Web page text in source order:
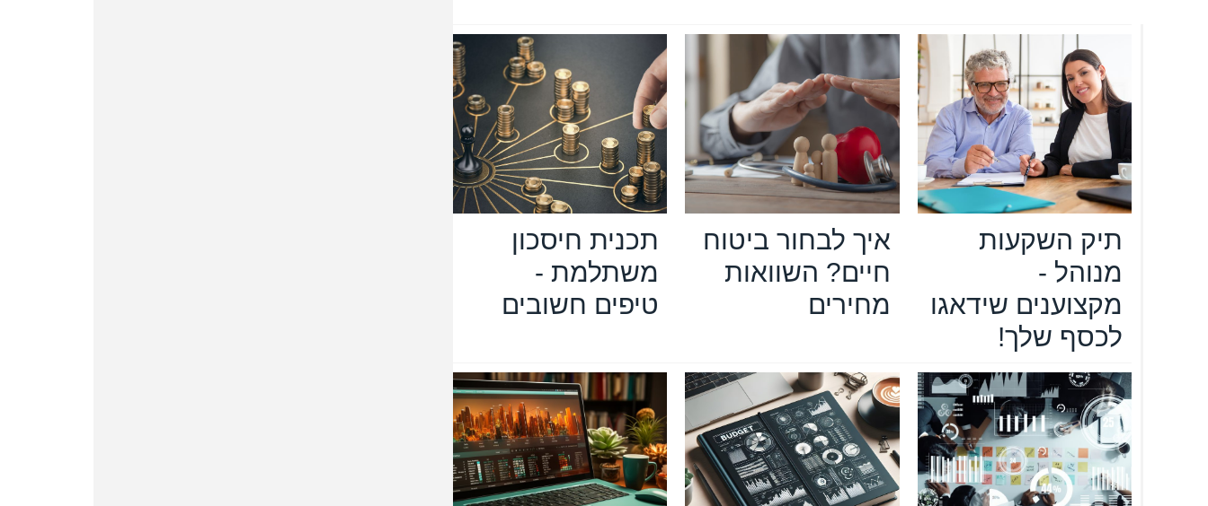
תיק השקעות
מנוהל -
מקצוענים שידאגו
לכסף שלך!
איך לבחור ביטוח
חיים? השוואות
מחירים
תכנית חיסכון
משתלמת -
טיפים חשובים